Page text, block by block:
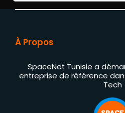
À Propos
SpaceNet Tunisie a
entreprise de référence
Tech